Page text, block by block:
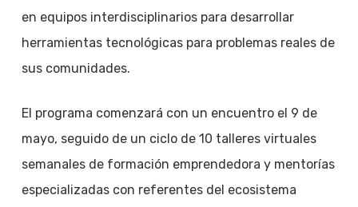
en equipos interdisciplinarios para desarrollar
herramientas tecnológicas para problemas reales de
sus comunidades.
El programa comenzará con un encuentro el 9 de
mayo, seguido de un ciclo de 10 talleres virtuales
semanales de formación emprendedora y mentorías
especializadas con referentes del ecosistema